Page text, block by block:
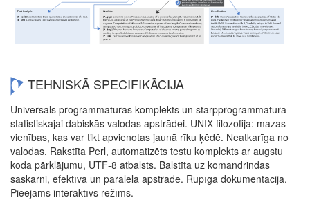
TEHNISKĀ SPECIFIKĀCIJA
Universāls programmatūras komplekts un starpprogrammatūra
statistiskajai dabiskās valodas apstrādei. UNIX filozofija: mazas
vienības, kas var tikt apvienotas jaunā rīku ķēdē. Neatkarīga no
valodas. Rakstīta Perl, automatizēts testu komplekts ar augstu
koda pārklājumu, UTF-8 atbalsts. Balstīta uz komandrindas
saskarni, efektīva un paralēla apstrāde. Rūpīga dokumentācija.
Pieejams interaktīvs režīms.